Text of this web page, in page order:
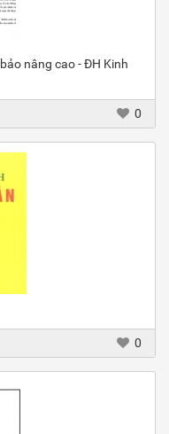
nâng cao - ĐH Kinh
0
0